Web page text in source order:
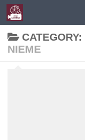
Skip to content
CATEGORY:
NIEME